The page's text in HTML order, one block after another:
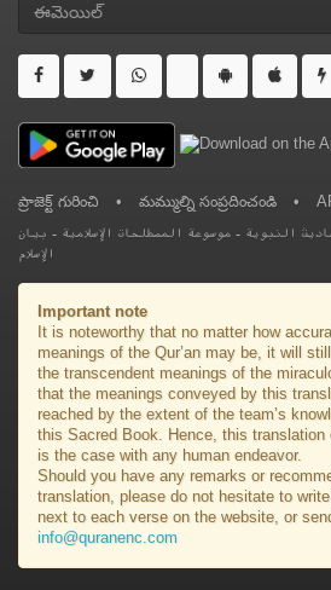
ప్రాజెక్ట్ గురించి • మమ్ముల్ని సంప్రదించండి •
النبوية - موسوعة المصطلحات الإسلامية - بيان
الإسلام
Important note
It is noteworthy that no matter how
meanings of the Qur’an may be, it will
the transcendent meanings of the
that the meanings conveyed by this
reached by the extent of the team’s
this Sacred Book. Hence, this translation
is the case with any human endeavor.
Should you have any remarks or
translation, please do not hesitate to
next to each verse on the website, or
info@quranenc.com